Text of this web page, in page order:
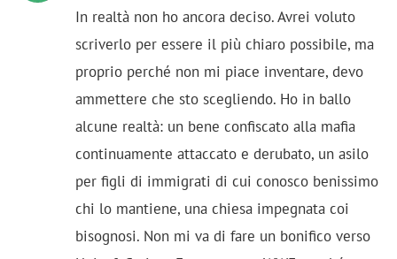
In realtà non ho ancora deciso. Avrei voluto
scriverlo per essere il più chiaro possibile, ma
proprio perché non mi piace inventare, devo
ammettere che sto scegliendo. Ho in ballo
alcune realtà: un bene confiscato alla mafia
continuamente attaccato e derubato, un asilo
per figli di immigrati di cui conosco benissimo
chi lo mantiene, una chiesa impegnata coi
bisognosi. Non mi va di fare un bonifico verso